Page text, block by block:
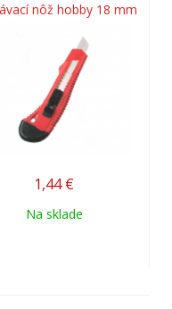
nôž hobby 18 mm
1,44 €
Na sklade